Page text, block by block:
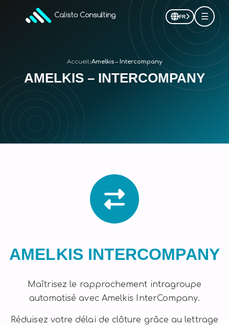
FR ☰
Accueil›Amelkis – Intercompany
AMELKIS – INTERCOMPANY
AMELKIS INTERCOMPANY
Maîtrisez le rapprochement intragroupe
automatisé avec Amelkis InterCompany.
Réduisez votre délai de clôture grâce au lettrage